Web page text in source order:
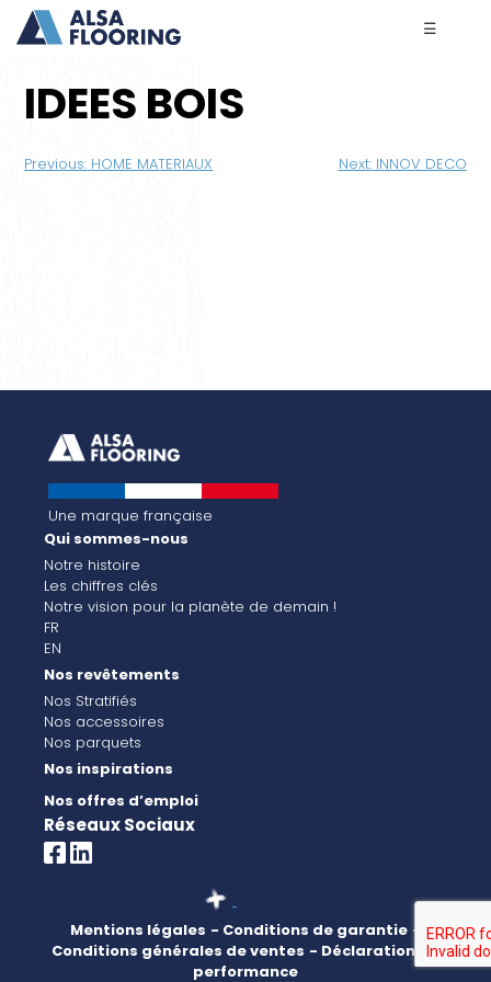
☰
IDEES BOIS
Navigation
Previous: HOME MATERIAUX Next: INNOV DECO
Une marque française
Qui sommes-nous
Notre histoire
Les chiffres clés
Notre vision pour la planète de demain !
FR
EN
Nos revêtements
Nos Stratifiés
Nos accessoires
Nos parquets
Nos inspirations
Nos offres d’emploi
Réseaux Sociaux
Mentions légales - Conditions de garantie -
Conditions générales de ventes - Déclaration de
performance